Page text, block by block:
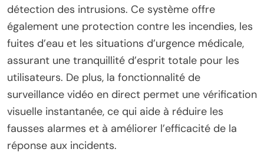
détection des intrusions. Ce système offre
également une protection contre les incendies, les
fuites d’eau et les situations d’urgence médicale,
assurant une tranquillité d’esprit totale pour les
utilisateurs. De plus, la fonctionnalité de
surveillance vidéo en direct permet une vérification
visuelle instantanée, ce qui aide à réduire les
fausses alarmes et à améliorer l’efficacité de la
réponse aux incidents.